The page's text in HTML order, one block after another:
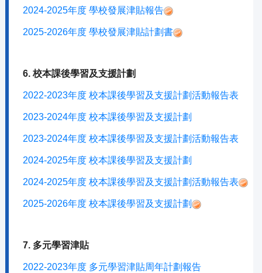
2024-2025年度 學校發展津貼報告
2025-2026年度 學校發展津貼計劃書
6. 校本課後學習及支援計劃
2022-2023年度 校本課後學習及支援計劃活動報告表
2023-2024年度 校本課後學習及支援計劃
2023-2024年度 校本課後學習及支援計劃活動報告表
2024-2025年度 校本課後學習及支援計劃
2024-2025年度 校本課後學習及支援計劃活動報告表
2025-2026年度 校本課後學習及支援計劃
7. 多元學習津貼
2022-2023年度 多元學習津貼周年計劃報告